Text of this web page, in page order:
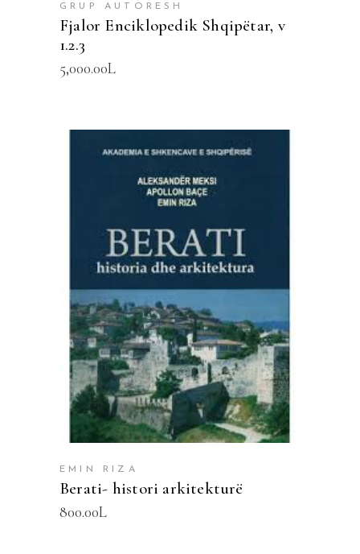
GRUP AUTORESH
Fjalor Enciklopedik Shqipëtar, v
1.2.3
5,000.00L
SHTOJE NË SHPORTË
EMIN RIZA
Berati- histori arkitekturë
800.00L